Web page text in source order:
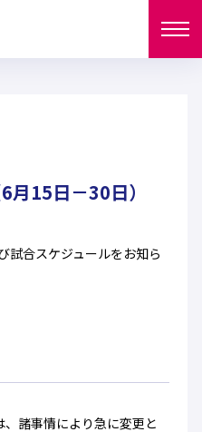
U-15
15日－30日）
試合スケジュールをお知ら
、諸事情により急に変更と